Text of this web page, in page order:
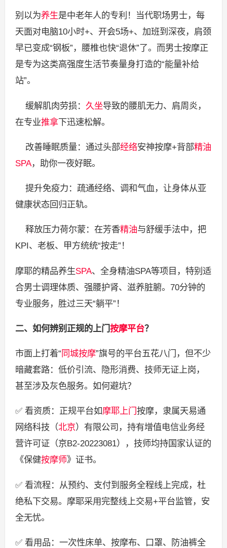
别以为养生是中老年人的专利！当代职场男士，每
天面对电脑10小时+、开会5场+、加班到深夜，肩颈
早已变成“钢板”，腰椎也快“退休”了。而男士按摩正
是专为这类高强度生活节奏量身打造的“能量补给
站”。
缓解肌肉劳损： 久坐导致的腰肌无力、肩周炎，
在专业推拿下迅速松解。
改善睡眠质量：通过头部经络安神按摩+背部精油
SPA，助你一夜好眠。
提升免疫力：疏通经络、调和气血，让身体从亚
健康状态回归正轨。
释放压力荷尔蒙：在芳香精油与舒缓手法中，把
KPI、老板、甲方统统“按走”！
摩耶的精品养生SPA、全身精油SPA等项目，特别适
合男士调理体质、强腰护肾、滋养脏腑。70分钟的
专业服务，胜过三天“躺平”！
二、如何辨别正规的上门按摩平台？
市面上打着“ 同城按摩”旗号的平台五花八门，但不少
暗藏套路：低价引流、隐形消费、技师无证上岗，
甚至涉及灰色服务。如何避坑？
✅ 看资质：正规平台如摩耶上门按摩，隶属天易通
网络科技（北京）有限公司，持有增值电信业务经
营许可证（京B2-20223081），技师均持国家认证的
《保健按摩师》证书。
✅ 看流程：从预约、支付到服务全程线上完成，杜
绝私下交易。摩耶采用完整线上交易+平台监管，安
全无忧。
✅ 看用品：一次性床单、按摩布、口罩、防油裤全